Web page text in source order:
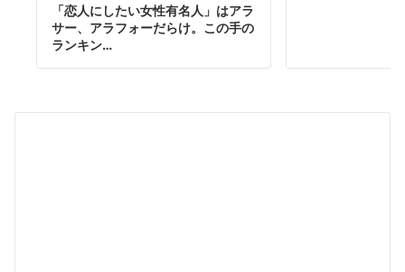
「恋人にしたい女性有名人」はアラ
サー、アラフォーだらけ。この手の
ランキン…